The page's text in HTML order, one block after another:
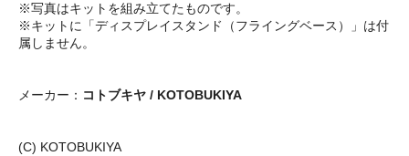
※写真はキットを組み立てたものです。
※キットに「ディスプレイスタンド（フライングベース）」は付
属しません。
メーカー： コトブキヤ / KOTOBUKIYA
(C) KOTOBUKIYA